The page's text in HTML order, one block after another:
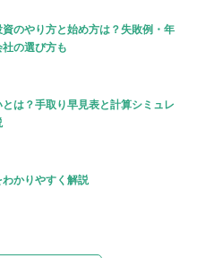
資のやり方と始め方は？失敗例・年
の選び方も
は？手取り早見表と計算シミュレ
かりやすく解説